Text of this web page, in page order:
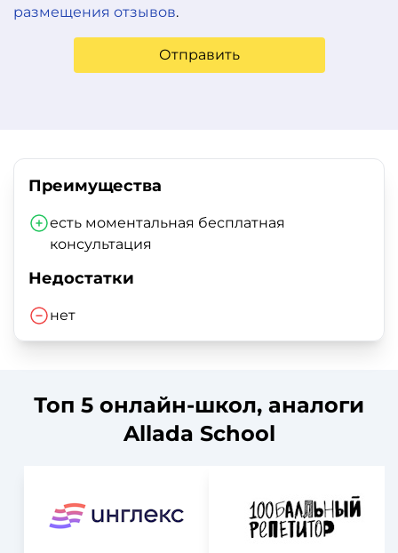
размещения отзывов.
Отправить
Преимущества
есть моментальная бесплатная
консультация
Недостатки
нет
Топ 5 онлайн-школ, аналоги
Allada School